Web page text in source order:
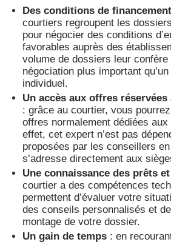
Des conditions de
courtiers regroupent les
pour négocier des conditions
favorables auprès des
volume de dossiers leur confère
négociation plus important
individuel.
Un accès aux offres
: grâce au courtier, vous
offres normalement dédiées
effet, cet expert n’est pas
proposées par les conseillers en
s’adresse directement aux
Une connaissance des prêts
courtier a des compétences
permettent d’évaluer votre
des conseils personnalisés et
montage de votre dossier.
Un gain de temps: en